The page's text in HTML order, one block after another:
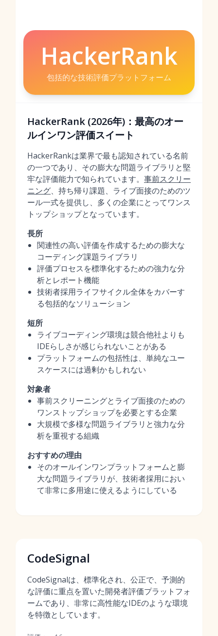
HackerRank
包括的な技術評価プラットフォーム
HackerRank (2026年)：最高のオー
ルインワン評価スイート
HackerRankは業界で最も認知されている名前
の一つであり、その膨大な問題ライブラリと堅
牢な評価能力で知られています。 事前スクリー
ニング、持ち帰り課題、ライブ面接のためのツ
ール一式を提供し、多くの企業にとってワンス
トップショップとなっています。
長所
関連性の高い評価を作成するための膨大な
コーディング課題ライブラリ
評価プロセスを標準化するための強力な分
析とレポート機能
技術者採用ライフサイクル全体をカバーす
る包括的なソリューション
短所
ライブコーディング環境は競合他社よりも
IDEらしさが感じられないことがある
プラットフォームの包括性は、単純なユー
スケースには過剰かもしれない
対象者
事前スクリーニングとライブ面接のための
ワンストップショップを必要とする企業
大規模で多様な問題ライブラリと強力な分
析を重視する組織
おすすめの理由
そのオールインワンプラットフォームと膨
大な問題ライブラリが、技術者採用におい
て非常に多用途に使えるようにしている
CodeSignal
CodeSignalは、標準化され、公正で、予測的
な評価に重点を置いた開発者評価プラットフォ
ームであり、非常に高性能なIDEのような環境
を特徴としています。